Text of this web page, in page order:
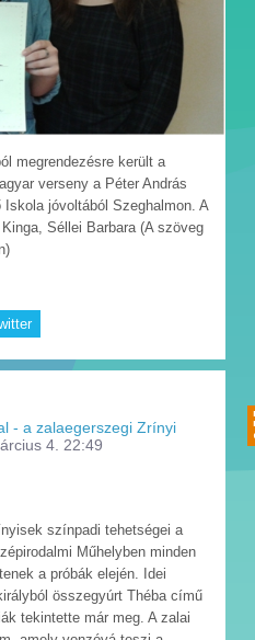
megrendezésre került a
verseny a Péter András
jóvoltából Szeghalmon. A
Séllei Barbara (A szöveg
- a zalaegerszegi Zrínyi
4. 22:49
színpadi tehetségei a
Műhelyben minden
a próbák elején. Idei
összegyúrt Théba című
tekintette már meg. A zalai